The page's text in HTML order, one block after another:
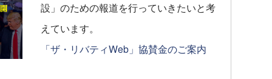
設」のための報道を行っていきたいと考
えています。
「ザ・リバティWeb」協賛金のご案内